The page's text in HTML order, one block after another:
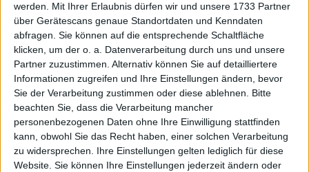
werden. Mit Ihrer Erlaubnis dürfen wir und unsere 1733 Partner
über Gerätescans genaue Standortdaten und Kenndaten
abfragen. Sie können auf die entsprechende Schaltfläche
klicken, um der o. a. Datenverarbeitung durch uns und unsere
Partner zuzustimmen. Alternativ können Sie auf detailliertere
Informationen zugreifen und Ihre Einstellungen ändern, bevor
Sie der Verarbeitung zustimmen oder diese ablehnen. Bitte
beachten Sie, dass die Verarbeitung mancher
personenbezogenen Daten ohne Ihre Einwilligung stattfinden
kann, obwohl Sie das Recht haben, einer solchen Verarbeitung
zu widersprechen. Ihre Einstellungen gelten lediglich für diese
Website. Sie können Ihre Einstellungen jederzeit ändern oder
Novak Djokovic wird interessanterweise nicht in der
Nacht spielen. Stattdessen wird er die Tagessession
mit einem harten Match gegen Roberto Carballes
Baena beenden. Wie er selbst zugegeben hat, ist im
Moment oft nicht die erste Runde oder so das
Problem. Es ist die zweite Runde, und das wird der
eigentliche Test gegen einen erfahrenen Kämpfer
sein. Kann er eine Erklärung abgeben? Zuvor wird
die Viertelfinalistin von 2023, Elina Svitolina,
versuchen, die Hoffnungen der Gastgeberinnen zu